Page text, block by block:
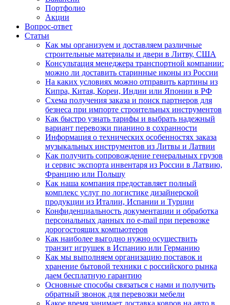
Портфолио
Акции
Вопрос-ответ
Статьи
Как мы организуем и доставляем различные
строительные материалы и двери в Литву, США
Консультация менеджера транспортной компании:
можно ли доставить старинные иконы из России
На каких условиях можно отправить картины из
Кипра, Китая, Кореи, Индии или Японии в РФ
Схема получения заказа и поиск партнеров для
безнеса при импорте строительных инструментов
Как быстро узнать тарифы и выбрать надежный
вариант перевозки пианино в сохранности
Информация о технических особенностях заказа
музыкальных инструментов из Литвы и Латвии
Как получить сопровождение генеральных грузов
и сервис экспорта инвентаря из России в Латвию,
Францию или Польшу
Как наша компания предоставляет полный
комплекс услуг по логистике дизайнерской
продукции из Италии, Испании и Турции
Конфиденциальность документации и обработка
персональных данных по e-mail при перевозке
дорогостоящих компьютеров
Как наиболее выгодно нужно осуществить
транзит игрушек в Испанию или Германию
Как мы выполняем организацию поставок и
хранение бытовой техники с российского рынка
даем бесплатную гарантию
Основные способы связаться с нами и получить
обратный звонок для перевозки мебели
Какое время занимает доставка ковров на авто в